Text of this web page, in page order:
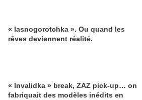
« Iasnogorotchka ». Ou quand les
rêves deviennent réalité.
« Invalidka » break, ZAZ pick-up… on
fabriquait des modèles inédits en